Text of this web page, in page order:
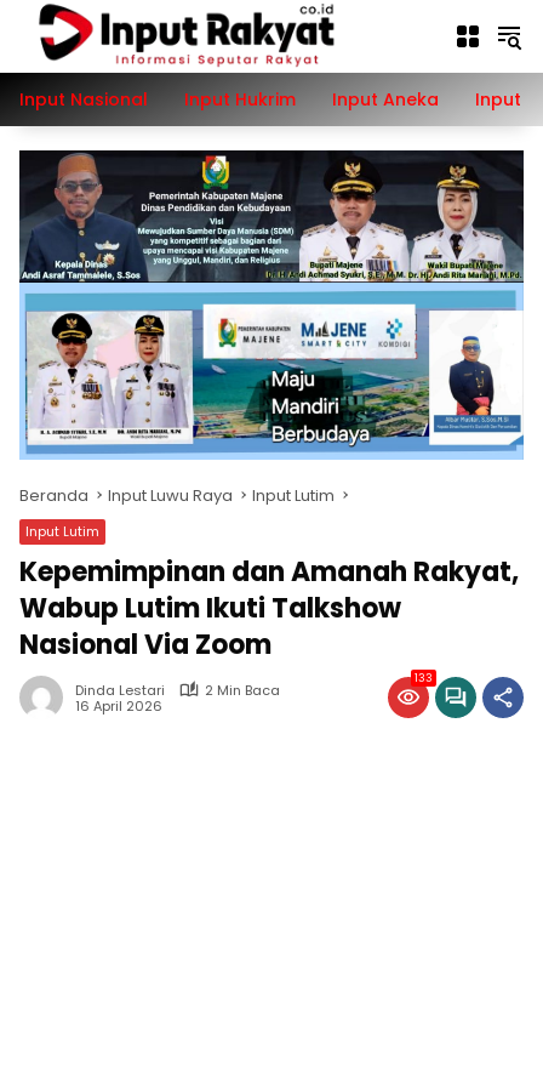
Langsung
konten
Input Nasional
Input Hukrim Input Aneka Input
Beranda Input Luwu Raya Input Lutim
Input Lutim
Kepemimpinan dan Amanah Rakyat,
Wabup Lutim Ikuti Talkshow
Nasional Via Zoom
Dinda Lestari
2 Min Baca
16 April 2026
133